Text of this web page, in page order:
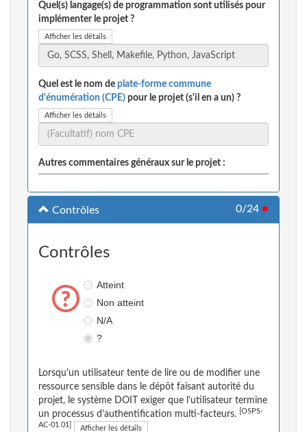
Quel(s) langage(s) de programmation sont utilisés pour
implémenter le projet ?
Afficher les détails
Quel est le nom de plate-forme commune
d'énumération (CPE) pour le projet (s'il en a un) ?
Afficher les détails
Autres commentaires généraux sur le projet :
Contrôles 0/24 ●
Contrôles
Atteint
Non atteint
N/A
?
Lorsqu'un utilisateur tente de lire ou de modifier une
ressource sensible dans le dépôt faisant autorité du
projet, le système DOIT exiger que l'utilisateur termine
un processus d'authentification multi-facteurs.
[OSPS-
AC-01.01] Afficher les détails